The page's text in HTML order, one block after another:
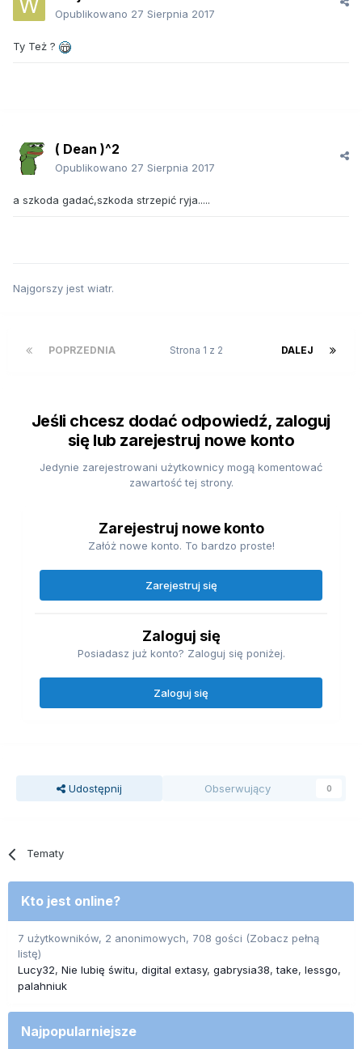
Opublikowano 27 Sierpnia 2017
Ty Też ?
( Dean )^2
Opublikowano 27 Sierpnia 2017
a szkoda gadać,szkoda strzepić ryja.....
Najgorszy jest wiatr.
POPRZEDNIA DALEJ
Strona 1 z 2
Jeśli chcesz dodać odpowiedź, zaloguj
się lub zarejestruj nowe konto
Jedynie zarejestrowani użytkownicy mogą komentować
zawartość tej strony.
Zarejestruj nowe konto
Załóż nowe konto. To bardzo proste!
Zarejestruj się
Zaloguj się
Posiadasz już konto? Zaloguj się poniżej.
Zaloguj się
Udostępnij Obserwujący 0
Tematy
Kto jest online?
7 użytkowników, 2 anonimowych, 708 gości (Zobacz pełną
listę)
Lucy32 Nie lubię świtu digital extasy gabrysia38 take lessgo
palahniuk
Najpopularniejsze